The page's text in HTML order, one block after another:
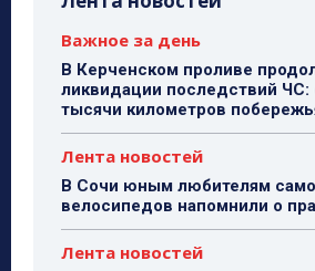
Важное за день
В Керченском проливе
ликвидации последствий
тысячи километров
Лента новостей
В Сочи юным любителям
велосипедов напомнили о
Лента новостей